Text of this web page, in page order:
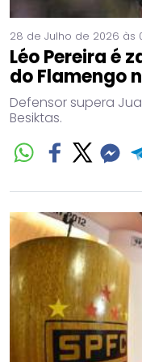
28 de Julho de 2026 às
Léo Pereira é
do Flamengo
Defensor supera
Besiktas.